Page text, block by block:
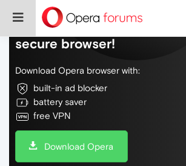
Do more on the web, with a
secure browser!
Download Opera browser with:
built-in ad blocker
battery saver
free VPN
Download Opera